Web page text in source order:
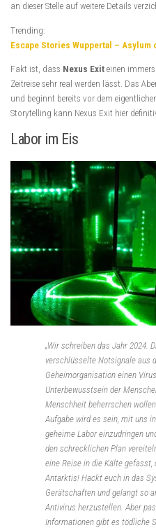
an dieser Stelle auf weitere Details
Trending:
Escape Stories Wuppertal – Asylum
Fakt ist, dass Nexus Exit einen
Zeitreise sehr real werden lässt. Das
und beginnt bereits vor dem
Storytelling kann Nexus Exit hier
Labor im Eis
„Wir schreiben das Jahr 2024.
verschlüsselte Notsignale aus
Geheimorganisation einen
Unterbewusstsein der
Menschheit beherrschen
Aufgabe wird es sein, mit uns
geheime Labor einzudringen
den schrecklichen Plan
eine Reise in die Kälte
Antarktis! Hackt euch in das
Gerätschaften und gelangt so
Antivirus herzustellen. Aber
Informationen gibt es tödliche